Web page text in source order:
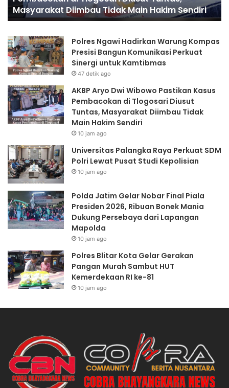
Sendiri
Kepolisian
Lewat Pusat Studi Kepolisian
Polres Ngawi Hadirkan Warung Kompas
Presisi Bangun Komunikasi Perkuat
Sinergi untuk Kamtibmas
47 detik ago
AKBP Aryo Dwi Wibowo Pastikan Kasus
Pembacokan di Tlogosari Diusut
Tuntas, Masyarakat Diimbau Tidak
Main Hakim Sendiri
10 jam ago
Universitas Palangka Raya Perkuat SDM
Polri Lewat Pusat Studi Kepolisian
10 jam ago
Polda Jatim Gelar Nobar Final Piala
Presiden 2026, Ribuan Bonek Mania
Dukung Persebaya dari Lapangan
Mapolda
10 jam ago
Polres Blitar Kota Gelar Gerakan
Pangan Murah Sambut HUT
Kemerdekaan RI ke-81
10 jam ago